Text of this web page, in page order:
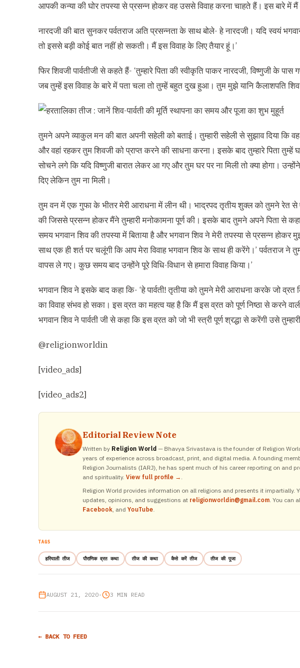
आपकी कन्या की घोर तपस्या से प्रसन्न होकर वह उससे विवाह करना चाहते हैं। इस बारे में मैं
नारदजी की बात सुनकर पर्वतराज अति प्रसन्नता के साथ बोले- हे नारदजी। यदि स्वयं
तो इससे बड़ी कोई बात नहीं हो सकती। मैं इस विवाह के लिए तैयार हूं।’
फिर शिवजी पार्वतीजी से कहते हैं- ‘तुम्हारे पिता की स्वीकृति पाकर नारदजी, विष्णुजी के
जब तुम्हें इस विवाह के बारे में पता चला तो तुम्हें बहुत दुख हुआ। तुम मुझे यानि कैलाशपति
तुमने अपने व्याकुल मन की बात अपनी सहेली को बताई। तुम्हारी सहेली से सुझाव दिया कि
और वहां रहकर तुम शिवजी को प्राप्त करने की साधना करना। इसके बाद तुम्हारे पिता
सोचने लगे कि यदि विष्णुजी बारात लेकर आ गए और तुम घर पर ना मिली तो क्या होगा।
दिए लेकिन तुम ना मिली।
तुम वन में एक गुफा के भीतर मेरी आराधना में लीन थी। भाद्रपद तृतीय शुक्ल को तुमने रेत से
की जिससे प्रसन्न होकर मैंने तुम्हारी मनोकामना पूर्ण की। इसके बाद तुमने अपने पिता से
समय भगवान शिव की तपस्या में बिताया है और भगवान शिव ने मेरी तपस्या से प्रसन्न
साथ एक ही शर्त पर चलूंगी कि आप मेरा विवाह भगवान शिव के साथ ही करेंगे।’ पर्वतराज ने
वापस ले गए। कुछ समय बाद उन्होंने पूरे विधि-विधान से हमारा विवाह किया।’
भगवान शिव ने इसके बाद कहा कि- ‘हे पार्वती! तृतीया को तुमने मेरी आराधना करके जो व्रत
का विवाह संभव हो सका। इस व्रत का महत्व यह है कि मैं इस व्रत को पूर्ण निष्ठा से करने
भगवान शिव ने पार्वती जी से कहा कि इस व्रत को जो भी स्त्री पूर्ण श्रद्धा से करेंगी उसे
@religionworldin
[video_ads]
[video_ads2]
Editorial Review Note
Written by Religion World — Bhavya Srivastava is the founder of Religion
years of experience across broadcast, print, and digital media. A founding
Religion Journalists (IARJ), he has spent much of his career reporting on and
and spirituality. View full profile → .
Religion World provides information on all religions and presents it impartially.
updates, opinions, and suggestions at religionworldin@gmail.com. You can
Facebook, and YouTube.
TAGS
हरियाली तीज पौराणिक व्रत कथा तीज की कथा कैसे करें तीज तीज की पूजा
AUGUST 21, 2020• 3 MIN READ
← BACK TO FEED